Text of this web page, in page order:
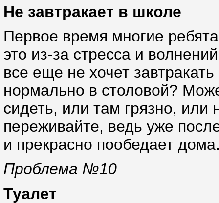
Не завтракает в школе
Первое время многие
это из-за стресса и
все еще не хочет
нормально в столовой?
сидеть, или там грязно,
переживайте, ведь уже
и прекрасно пообедает
Проблема №10
Туалет